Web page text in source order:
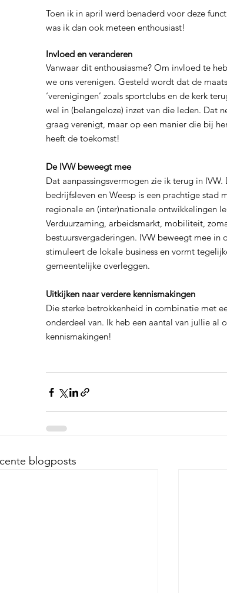
Toen ik in april werd benaderd voor deze
was ik dan ook meteen enthousiast!
Invloed en veranderen
Vanwaar dit enthousiasme? Om invloed te
we ons verenigen. Gesteld wordt dat de
‘verenigingen’ zoals sportclubs en de kerk
wel in (belangeloze) inzet van die leden. Dat
graag verenigt, maar op een manier die bij
heeft de toekomst!
De IVW beweegt mee
Dat aanpassingsvermogen zie ik terug in
bedrijfsleven en Weesp is een prachtige stad
regionale en (inter)nationale ontwikkelingen
Verduurzaming, arbeidsmarkt, mobiliteit,
bestuursvergaderingen. IVW beweegt mee in
stimuleert de lokale business en vormt
gemeentelijke overleggen.
Uitkijken naar verdere kennismakingen
Die sterke betrokkenheid in combinatie met
onderdeel van. Ik heb een aantal van jullie al
kennismakingen!
blogposts